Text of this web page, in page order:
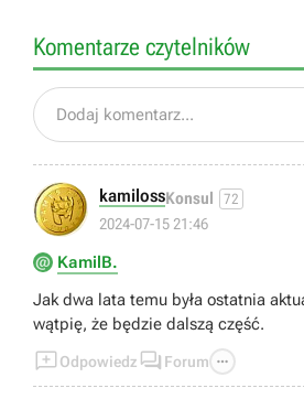
Komentarze czytelników
Dodaj komentarz...
kamilossKonsul 72
2024-07-15 21:46
KamilB.
Jak dwa lata temu była ostatnia
wątpię, że będzie dalszą część.
Odpowiedz  Forum 